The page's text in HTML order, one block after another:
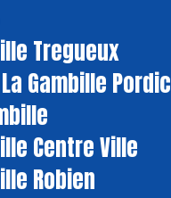
Tregueux
Gambille Pordic
Centre Ville
Robien